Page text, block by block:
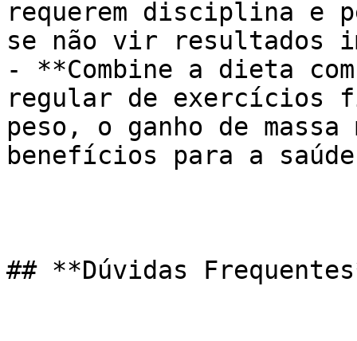
requerem disciplina e
se não vir resultados
- **Combine a dieta
regular de exercícios
peso, o ganho de
benefícios para a
## **Dúvidas